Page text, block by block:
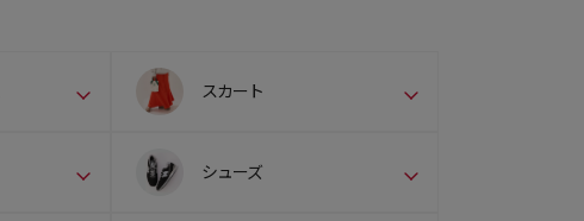
スカート
シューズ